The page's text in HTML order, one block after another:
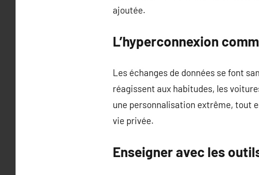
ajoutée.
L’hyperconnexion
Les échanges de données se font
réagissent aux habitudes, les
une personnalisation extrême, tout
vie privée.
Enseigner avec les